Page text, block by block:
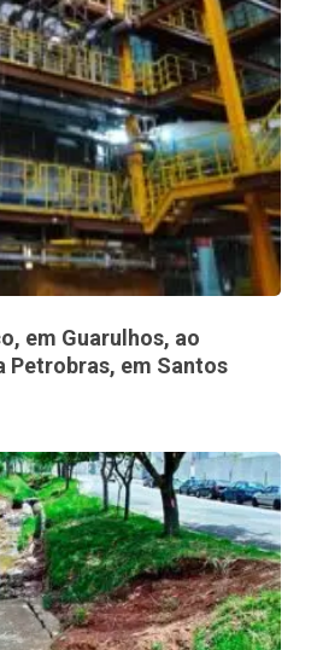
em Guarulhos, ao
Petrobras, em Santos